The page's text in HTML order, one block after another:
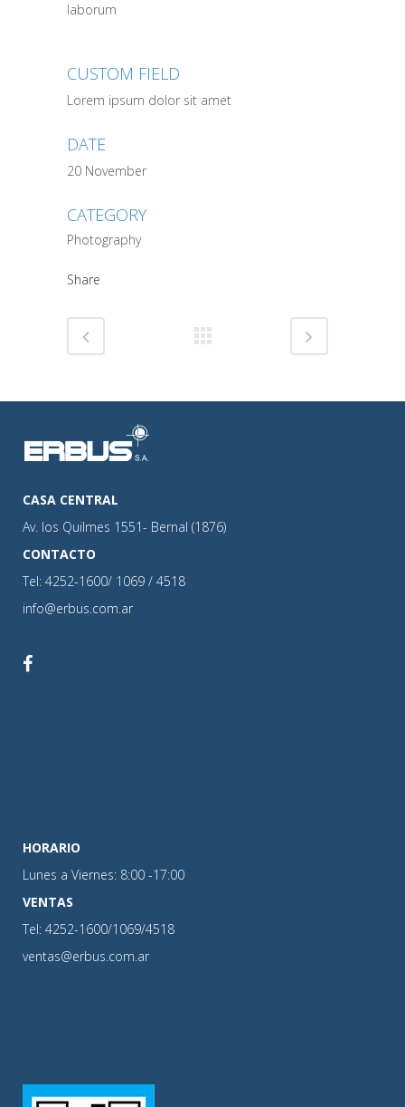
laborum
CUSTOM FIELD
Lorem ipsum dolor sit amet
DATE
20 November
CATEGORY
Photography
Share
CASA CENTRAL
Av. los Quilmes 1551- Bernal (1876)
CONTACTO
Tel: 4252-1600/ 1069 / 4518
info@erbus.com.ar
HORARIO
Lunes a Viernes: 8:00 -17:00
VENTAS
Tel: 4252-1600/1069/4518
ventas@erbus.com.ar